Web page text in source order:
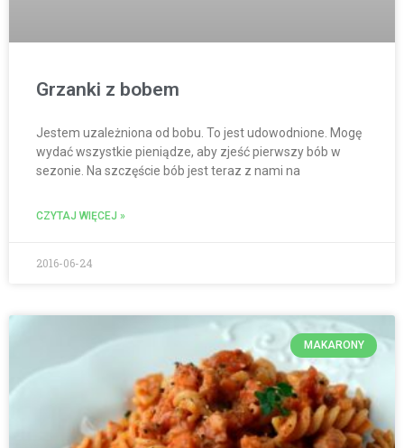
Grzanki z bobem
Jestem uzależniona od bobu. To jest udowodnione. Mogę
wydać wszystkie pieniądze, aby zjeść pierwszy bób w
sezonie. Na szczęście bób jest teraz z nami na
CZYTAJ WIĘCEJ »
2016-06-24
MAKARONY